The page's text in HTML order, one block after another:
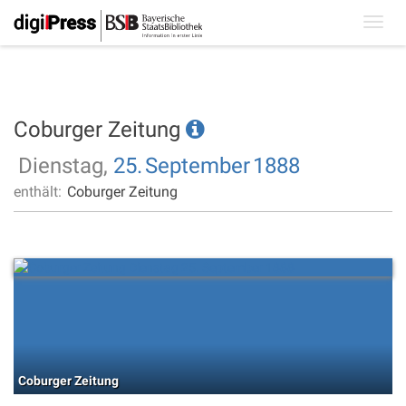
Coburger Zeitung
Dienstag, 25.September1888
enthält: Coburger Zeitung
Coburger Zeitung